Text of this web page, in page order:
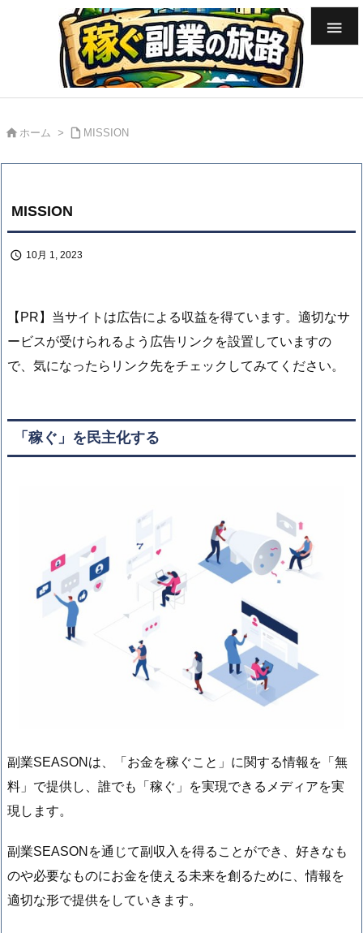

 ホーム >  MISSION
MISSION
 10月 1, 2023
【PR】当サイトは広告による収益を得ています。適切なサ
ービスが受けられるよう広告リンクを設置していますの
で、気になったらリンク先をチェックしてみてください。
「稼ぐ」を民主化する
副業SEASONは、「お金を稼ぐこと」に関する情報を「無
料」で提供し、誰でも「稼ぐ」を実現できるメディアを実
現します。
副業SEASONを通じて副収入を得ることができ、好きなも
のや必要なものにお金を使える未来を創るために、情報を
適切な形で提供をしていきます。